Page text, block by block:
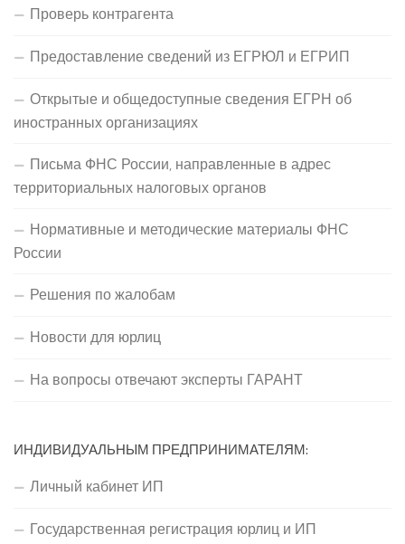
Проверь контрагента
Предоставление сведений из ЕГРЮЛ и ЕГРИП
Открытые и общедоступные сведения ЕГРН об
иностранных организациях
Письма ФНС России, направленные в адрес
территориальных налоговых органов
Нормативные и методические материалы ФНС
России
Решения по жалобам
Новости для юрлиц
На вопросы отвечают эксперты ГАРАНТ
ИНДИВИДУАЛЬНЫМ ПРЕДПРИНИМАТЕЛЯМ:
Личный кабинет ИП
Государственная регистрация юрлиц и ИП